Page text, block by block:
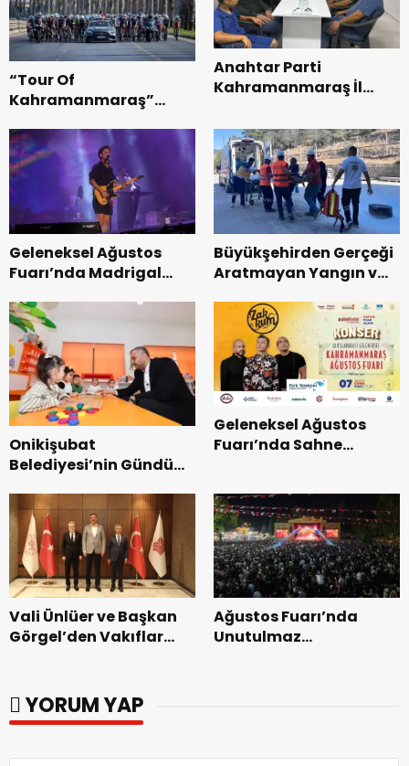
“Tour Of
Kahramanmaraş”
Bisikleti Turnuvası
Tamamlandı.
Anahtar Parti
Kahramanmaraş İl
Teşkilatı ile buluştu.
Geleneksel Ağustos
Fuarı’nda Madrigal
Büyükşehirden Gerçeği
Aratmayan Yangın ve
Onikişubat
Belediyesi’nin Gündüz
dönemin ön kayıtları
başladı.
Geleneksel Ağustos
Fuarı’nda Sahne
Vali Ünlüer ve Başkan
Görgel’den Vakıflar
Ağustos Fuarı’nda
Unutulmaz
YORUM YAP